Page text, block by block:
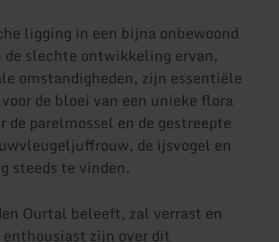
ligging in een bijna onbewoond
de slechte ontwikkeling ervan,
omstandigheden, zijn essentiële
de bloei van een unieke flora
de parelmossel en de gestreepte
de ijsvogel en
steeds te vinden.
Ourtal beleeft, zal verrast en
zijn over dit